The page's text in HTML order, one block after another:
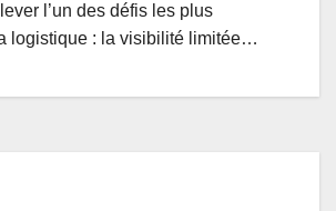
l’un des défis les plus
logistique : la visibilité limitée…